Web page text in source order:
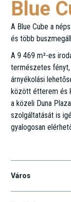
Blue
A Blue Cube a
és több
A 9 469 m²-es
természetes fényt,
árnyékolási
között étterem és
a közeli Duna
szolgáltatását is
gyalogosan
Város